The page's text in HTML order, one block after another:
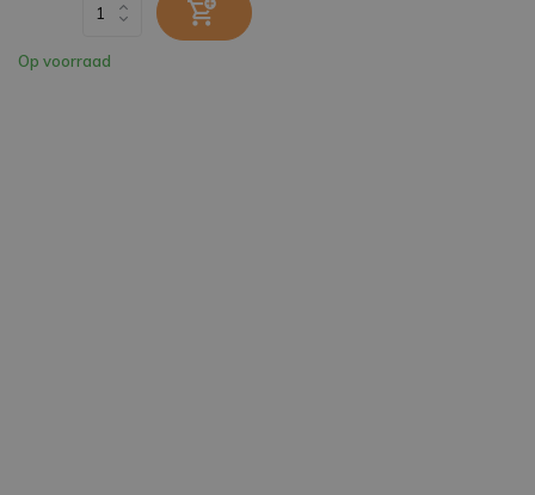
Op voorraad